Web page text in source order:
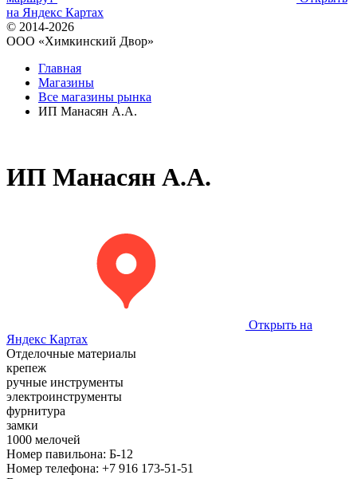
на Яндекс Картах
© 2014-2026
OOO «Химкинский Двор»
Главная
Магазины
Все магазины рынка
ИП Манасян А.А.
ИП Манасян А.А.
Открыть на
Яндекс Картах
Отделочные материалы
крепеж
ручные инструменты
электроинструменты
фурнитура
замки
1000 мелочей
Номер павильона: Б-12
Номер телефона: +7 916 173-51-51